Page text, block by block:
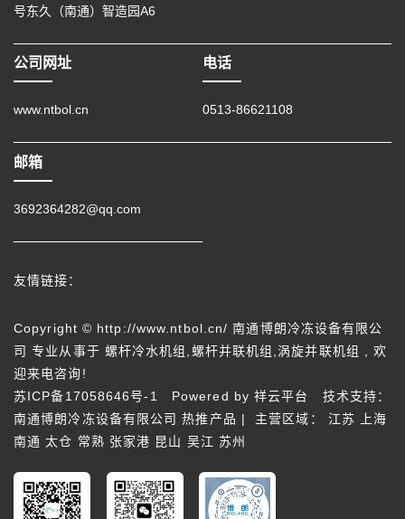
号东久（南通）智造园A6
公司网址
www.ntbol.cn
电话
0513-86621108
邮箱
3692364282@qq.com
友情链接：
Copyright © http://www.ntbol.cn/ 南通博朗冷冻设备有限公
司 专业从事于 螺杆冷水机组 螺杆并联机组 ,涡旋并联机组
, 欢
迎来电咨询!
苏ICP备17058646号-1
Powered by祥云平台
技术支持：
南通博朗冷冻设备有限公司热推产品 | 主营区域： 江苏
上海
南通 太仓 常熟 张家港 昆山 吴江 苏州